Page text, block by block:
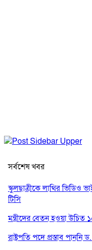
সর্বশেষ খবর
স্কুলছাত্রীকে লাথির ভিডিও
টিসি
মন্ত্রীদের বেতন হওয়া
রাষ্ট্রপতি পদে প্রস্তাব